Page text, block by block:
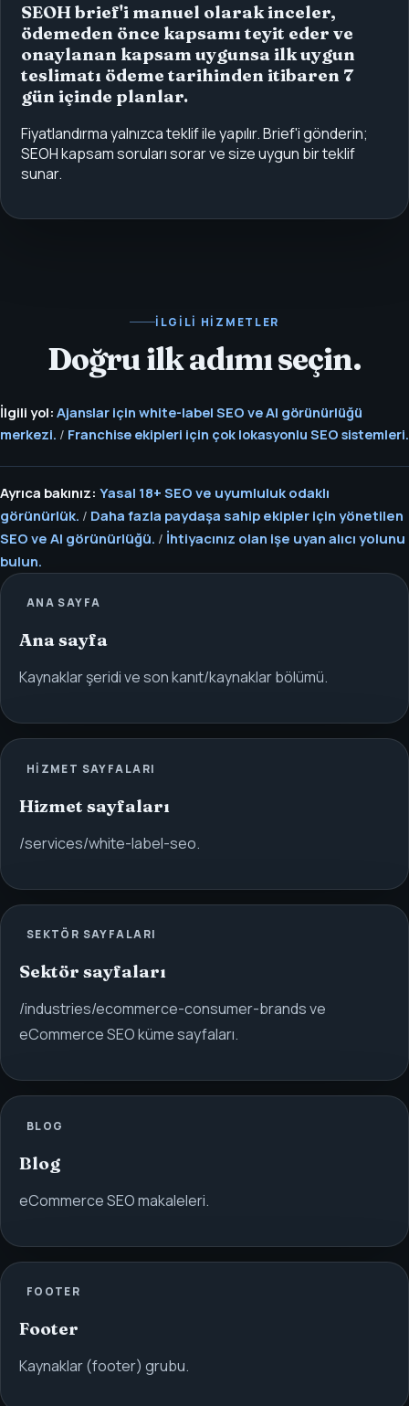
SEOH brief'i manuel olarak inceler,
ödemeden önce kapsamı teyit eder ve
onaylanan kapsam uygunsa ilk uygun
teslimatı ödeme tarihinden itibaren 7
gün içinde planlar.
Fiyatlandırma yalnızca teklif ile yapılır. Brief'i gönderin;
SEOH kapsam soruları sorar ve size uygun bir teklif
sunar.
İLGILI HIZMETLER
Doğru ilk adımı seçin.
İlgili yol: Ajanslar için white-label SEO ve AI görünürlüğü
merkezi. / Franchise ekipleri için çok lokasyonlu SEO sistemleri.
Ayrıca bakınız: Yasal 18+ SEO ve uyumluluk odaklı
görünürlük. / Daha fazla paydaşa sahip ekipler için yönetilen
SEO ve AI görünürlüğü. / İhtiyacınız olan işe uyan alıcı yolunu
bulun.
ANA SAYFA
Ana sayfa
Kaynaklar şeridi ve son kanıt/kaynaklar bölümü.
HIZMET SAYFALARI
Hizmet sayfaları
/services/white-label-seo.
SEKTÖR SAYFALARI
Sektör sayfaları
/industries/ecommerce-consumer-brands ve
eCommerce SEO küme sayfaları.
BLOG
Blog
eCommerce SEO makaleleri.
FOOTER
Footer
Kaynaklar (footer) grubu.